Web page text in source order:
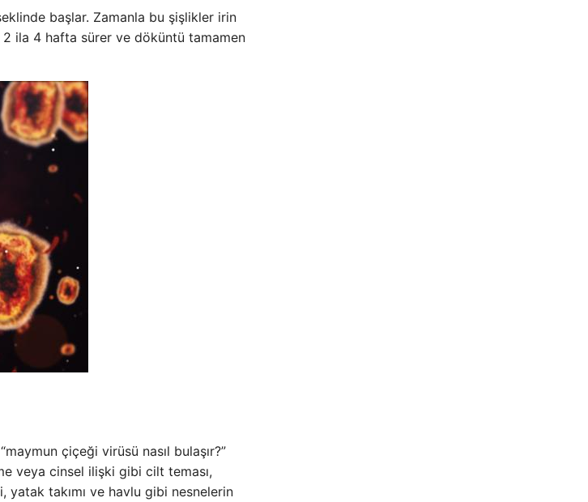
başlar. Zamanla bu şişlikler irin
2 ila 4 hafta sürer ve döküntü tamamen
çiçeği virüsü nasıl bulaşır?”
veya cinsel ilişki gibi cilt teması,
yatak takımı ve havlu gibi nesnelerin